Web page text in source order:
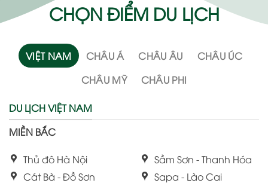
CHỌN ĐIỂM DU LỊCH
VIỆT NAM CHÂU Á CHÂU ÂU
CHÂU ÚC
CHÂU MỸ
CHÂU PHI
DU LỊCH VIỆT NAM
MIỀN BẮC
Thủ đô Hà Nội
Cát Bà - Đồ Sơn
Sầm Sơn - Thanh Hóa
Sapa - Lào Cai